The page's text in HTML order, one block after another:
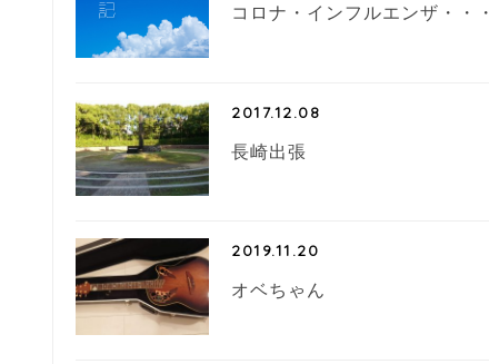
コロナ・インフルエンザ・・・
2017.12.08
長崎出張
2019.11.20
オベちゃん